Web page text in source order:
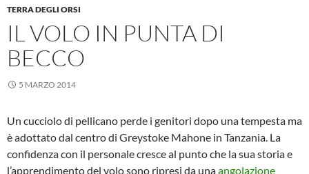
TERRA DEGLI ORSI
IL VOLO IN PUNTA DI
BECCO
5 MARZO 2014
Un cucciolo di pellicano perde i genitori dopo una tempesta ma
è adottato dal centro di Greystoke Mahone in Tanzania. La
confidenza con il personale cresce al punto che la sua storia e
l’apprendimento del volo sono ripresi da unaangolazione